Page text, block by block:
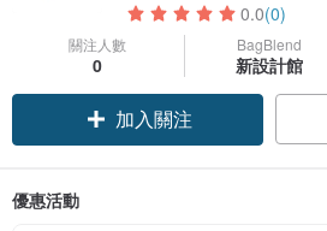
0.0(0)
關注人數
0
BagBlend
新設計館
加入關注
優惠活動